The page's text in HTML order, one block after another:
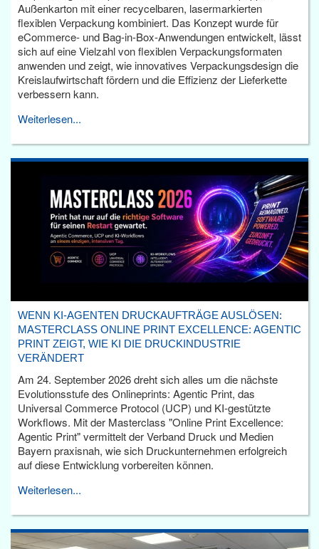
Außenkarton mit einer recycelbaren, lasermarkierten
flexiblen Verpackung kombiniert. Das Konzept wurde für
eCommerce- und Bag-in-Box-Anwendungen entwickelt, lässt
sich auf eine Vielzahl von flexiblen Verpackungsformaten
anwenden und zeigt, wie innovatives Verpackungsdesign die
Kreislaufwirtschaft fördern und die Effizienz der Lieferkette
verbessern kann.
Weiterlesen...
WENN KI-AGENTEN DRUCKAUFTRÄGE AUSLÖSEN:
MASTERCLASS ONLINE PRINT EXCELLENCE: AGENTIC
PRINT ZEIGT, WIE KI DIE DRUCKINDUSTRIE
VERÄNDERT
Am 24. September 2026 dreht sich alles um die nächste
Evolutionsstufe des Onlineprints: Agentic Print, das
Universal Commerce Protocol (UCP) und KI-gestützte
Workflows. Mit der Masterclass "Online Print Excellence:
Agentic Print" vermittelt der Verband Druck und Medien
Bayern praxisnah, wie sich Druckunternehmen erfolgreich
auf diese Entwicklung vorbereiten können.
Weiterlesen...